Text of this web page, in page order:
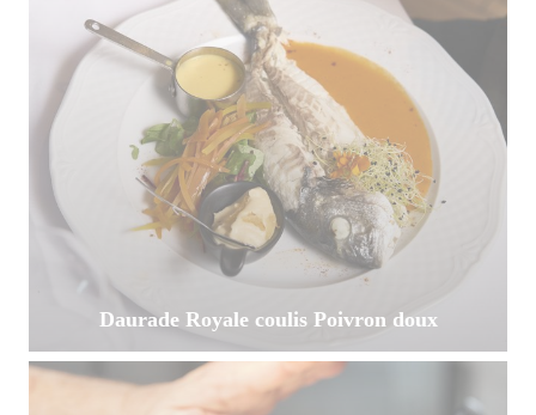
Daurade Royale coulis Poivron doux